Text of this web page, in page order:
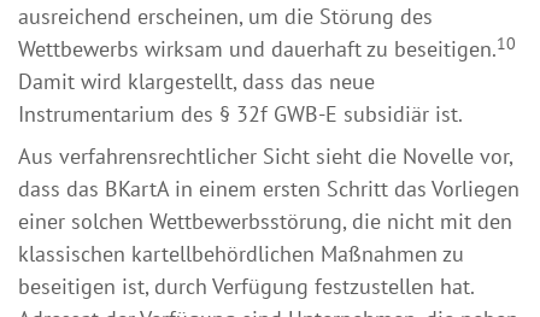
ausreichend erscheinen, um die Störung des
Wettbewerbs wirksam und dauerhaft zu beseitigen.10
Damit wird klargestellt, dass das neue
Instrumentarium des § 32f GWB-E subsidiär ist.
Aus verfahrensrechtlicher Sicht sieht die Novelle vor,
dass das BKartA in einem ersten Schritt das Vorliegen
einer solchen Wettbewerbsstörung, die nicht mit den
klassischen kartellbehördlichen Maßnahmen zu
beseitigen ist, durch Verfügung festzustellen hat.